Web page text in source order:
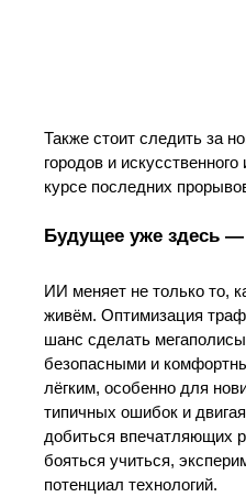
Также стоит следить за
городов и
курсе последних
Будущее уже здесь —
ИИ меняет не только то,
живём. Оптимизация
шанс сделать
безопасными и
лёгким, особенно для
типичных ошибок и
добиться впечатляющих
бояться учиться,
потенциал технологий.